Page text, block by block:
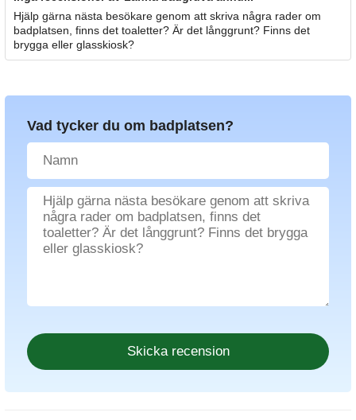
Hjälp gärna nästa besökare genom att skriva några rader om
badplatsen, finns det toaletter? Är det långgrunt? Finns det
brygga eller glasskiosk?
Vad tycker du om badplatsen?